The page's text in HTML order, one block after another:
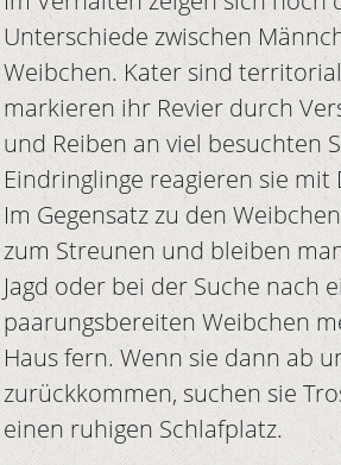
Unterschiede zwischen
Weibchen. Kater sind
markieren ihr Revier durch
und Reiben an viel besuchten
Eindringlinge reagieren sie mit
Im Gegensatz zu den
zum Streunen und bleiben
Jagd oder bei der Suche nach
paarungsbereiten Weibchen
Haus fern. Wenn sie dann ab
zurückkommen, suchen sie
einen ruhigen Schlafplatz.